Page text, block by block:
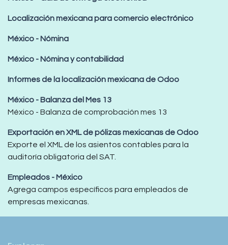
Localización mexicana para comercio electrónico
México - Nómina
México - Nómina y contabilidad
Informes de la localización mexicana de Odoo
México - Balanza del Mes 13
México - Balanza de comprobación mes 13
Exportación en XML de pólizas mexicanas de Odoo
Exporte el XML de los asientos contables para la
auditoría obligatoria del SAT.
Empleados - México
Agrega campos específicos para empleados de
empresas mexicanas.